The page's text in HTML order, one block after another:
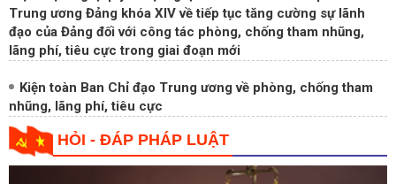
Kế hoạch số 03-KH/TW, ngày 18/5/2026 của Bộ Chính trị
thực hiện Nghị quyết Hội nghị lần thứ hai Ban Chấp hành
Trung ương Đảng khóa XIV về tiếp tục tăng cường sự lãnh
đạo của Đảng đối với công tác phòng, chống tham nhũng,
lãng phí, tiêu cực trong giai đoạn mới
Kiện toàn Ban Chỉ đạo Trung ương về phòng, chống tham
nhũng, lãng phí, tiêu cực
HỎI - ĐÁP PHÁP LUẬT